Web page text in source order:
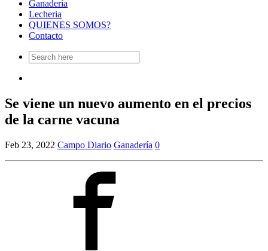
Ganadería
Lecheria
QUIENES SOMOS?
Contacto
Search
for:
Se viene un nuevo aumento en el precios
de la carne vacuna
Feb 23, 2022 Campo Diario Ganadería 0